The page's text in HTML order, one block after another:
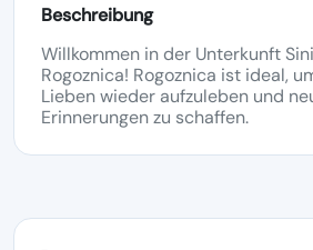
Beschreibung
Willkommen in der Unterkunft
Rogoznica! Rogoznica ist ideal,
Lieben wieder aufzuleben und
Erinnerungen zu schaffen.